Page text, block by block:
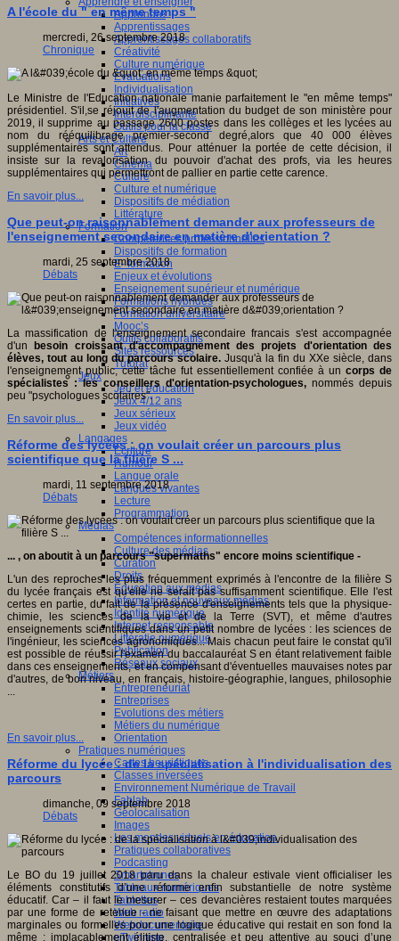
Apprendre
Apprentissages
Apprentissages collaboratifs
Créativité
Culture numérique
Evaluations
Individualisation
Initiatives
Interdisciplinarité
Outils pour la classe
Arts et Culture
Art
Cinéma
Culture
Culture et numérique
Dispositifs de médiation
Littérature
Formation
Compétences professionnelles
Dispositifs de formation
E- formation
Enjeux et évolutions
Enseignement supérieur et numérique
Formations hybrides
Formation universitaire
Mooc’s
Outils collaboratifs
Sites ressources
Tutorat
Jeux
Jeu et éducation
Jeux 4/12 ans
Jeux sérieux
Jeux vidéo
Langages
Ecriture
Humour
Langue orale
Langues vivantes
Lecture
Programmation
Médias
Compétences informationnelles
Culture des médias
Curation
Droits
Education aux médias
Information et nouveaux médias
Identité numérique
Internet responsable
Littératie numérique
Publication
Réseaux sociaux
Métiers
Entrepreneuriat
Entreprises
Evolutions des métiers
Métiers du numérique
Orientation
Pratiques numériques
Cartes heuristiques
Classes inversées
Environnement Numérique de Travail
Fablab
Géolocalisation
Images
Les mondes virtuels en éducation
Pratiques collaboratives
Podcasting
Smartphones
Tableaux numériques
Tablettes
Web radio
Webdocumentaire
eTwinning
A l'école du " en même temps "
mercredi, 26 septembre 2018
Chronique
Le Ministre de l'Education nationale manie parfaitement le "en même temps"
présidentiel. S'il,se réjouit de l'augmentation du budget de son ministère pour
2019, il supprime au passage 2600 postes dans les collèges et les lycées au
nom du rééquilibrage premier-second degré,alors que 40 000 élèves
supplémentaires sont attendus. Pour atténuer la portée de cette décision, il
insiste sur la revalorisation du pouvoir d'achat des profs, via les heures
supplémentaires qui permettront de pallier en partie cette carence.
En savoir plus...
Que peut-on raisonnablement demander aux professeurs de
l'enseignement secondaire en matière d'orientation ?
mardi, 25 septembre 2018
Débats
La massification de l'enseignement secondaire francais s'est accompagnée
d'un
besoin croissant d'accompagnement des projets d'orientation des
élèves, tout au long du parcours scolaire. Jusqu'à la fin du XXe siècle, dans
l'enseignement public, cette tâche fut essentiellement confiée à un corps de
spécialistes : les conseillers d'orientation-psychologues, nommés depuis
peu "psychologues scolaires".
En savoir plus...
Réforme des lycées : on voulait créer un parcours plus
scientifique que la filière S ...
mardi, 11 septembre 2018
Débats
... , on aboutit à un parcours "supermaths"​ encore moins scientifique -
L'un des reproches les plus fréquemment exprimés à l'encontre de la filière S
du lycée français est qu'elle ne serait pas suffisamment scientifique. Elle l'est
certes en partie, du fait de la présence d'enseignements tels que la physique-
chimie, les sciences de la vie et de la Terre (SVT), et même d'autres
enseignements scientifiques dans un petit nombre de lycées : les sciences de
l'ingénieur, les sciences agronomiques... Mais chacun peut faire le constat qu'il
est possible de réussir l'examen du baccalauréat S en étant relativement faible
dans ces enseignements, et en compensant d'éventuelles mauvaises notes par
d'autres, de bon niveau, en français, histoire-géographie, langues, philosophie
...
En savoir plus...
Réforme du lycée : de la spécialisation à l'individualisation des
parcours
dimanche, 09 septembre 2018
Débats
Le BO du 19 juillet 2018 paru dans la chaleur estivale vient officialiser les
éléments constitutifs d’une réforme enfin substantielle de notre système
éducatif. Car – il faut le mesurer – ces devancières restaient toutes marquées
par une forme de retenue - ne faisant que mettre en œuvre des adaptations
marginales ou formelles pour une logique éducative qui restait en son fond la
même : implacablement élitiste, centralisée et peu attentive au souci d’une